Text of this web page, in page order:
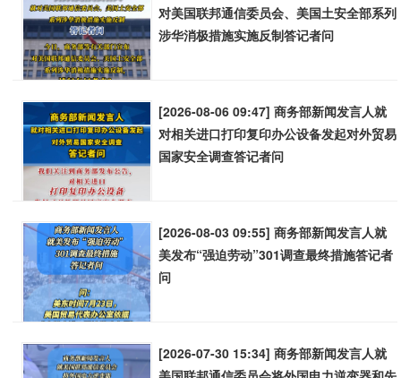
对美国联邦通信委员会、美国土安全部系列
涉华消极措施实施反制答记者问
[2026-08-06 09:47] 商务部新闻发言人就
对相关进口打印复印办公设备发起对外贸易
国家安全调查答记者问
[2026-08-03 09:55] 商务部新闻发言人就
美发布“强迫劳动”301调查最终措施答记者
问
[2026-07-30 15:34] 商务部新闻发言人就